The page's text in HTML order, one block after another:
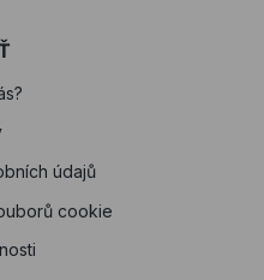
údajů
cookie